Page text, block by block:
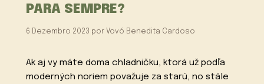
PARA SEMPRE?
6 Dezembro 2023 por Vovó Benedita Cardoso
Ak aj vy máte doma chladničku, ktorá už podľa
moderných noriem považuje za starú, no stále